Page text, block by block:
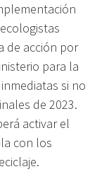
de acción por
para la
si no
de 2023.
activar el
con los